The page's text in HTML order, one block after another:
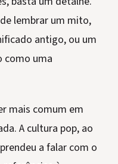
lembrar um mito,
antigo, ou um
como uma
mais comum em
A cultura pop, ao
a falar com o